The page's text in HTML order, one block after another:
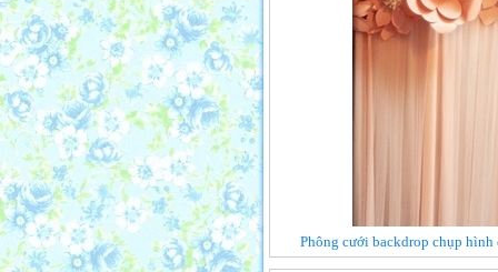
Phông cưới backdrop chụp